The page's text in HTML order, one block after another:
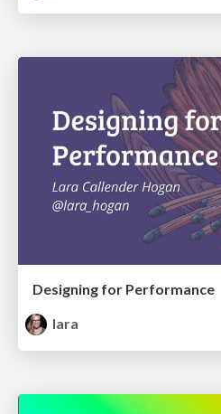
Designing for Performance
lara